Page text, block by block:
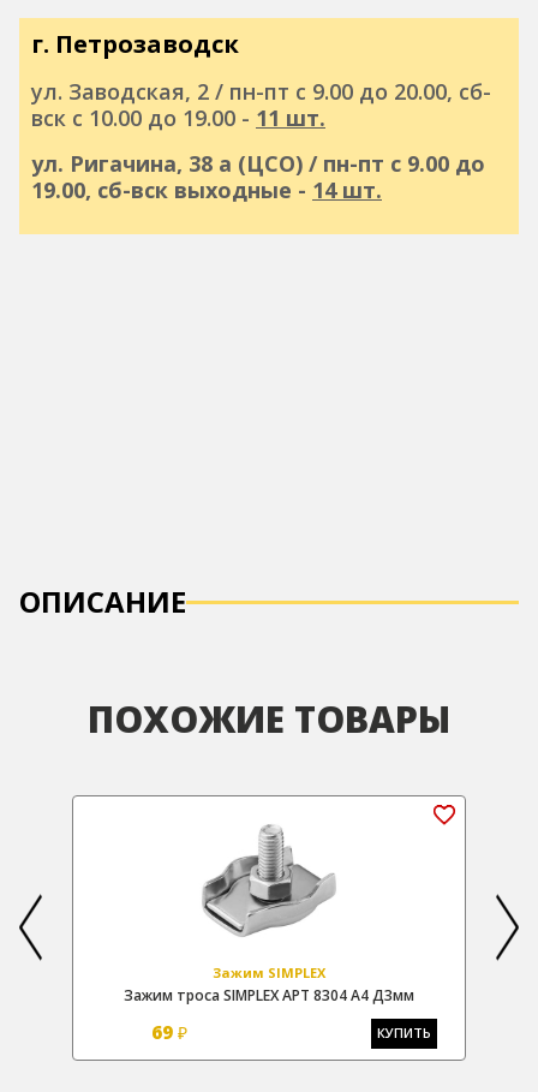
г. Петрозаводск
ул. Заводская, 2 / пн-пт с 9.00 до 20.00, сб-
вск с 10.00 до 19.00 - 11 шт.
ул. Ригачина, 38 а (ЦСО) / пн-пт с 9.00 до
19.00, сб-вск выходные - 14 шт.
ОПИСАНИЕ
ПОХОЖИЕ ТОВАРЫ
Зажим SIMPLEX
Зажим троса SIMPLEX АРТ 8304 А4 Д3мм
69 ₽ КУПИТЬ